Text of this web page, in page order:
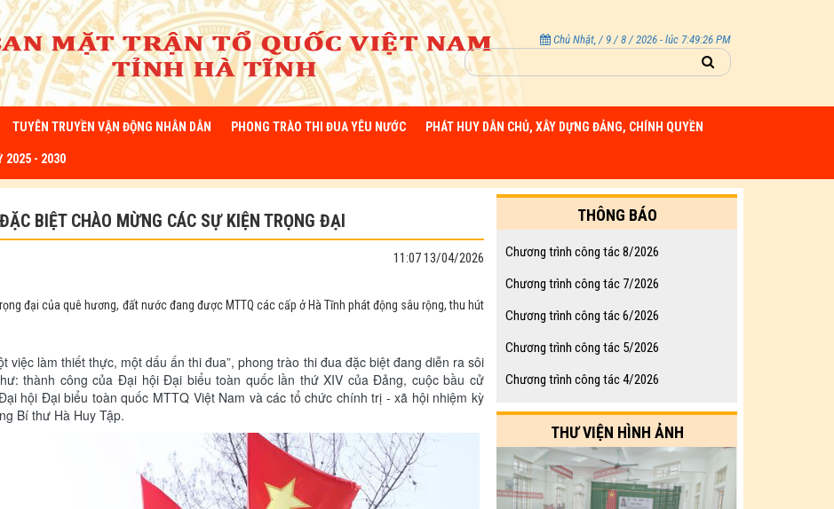
Chủ Nhật, / 9 / 8 / 2026 - lúc 7:49:28 PM
TUYÊN TRUYỀN VẬN ĐỘNG NHÂN DÂN PHONG TRÀO THI ĐUA YÊU NƯỚC PHÁT HUY DÂN CHỦ, XÂY DỰNG ĐẢNG, CHÍNH QUYỀN
2025 - 2030
BIỆT CHÀO MỪNG CÁC SỰ KIỆN TRỌNG ĐẠI
11:07 13/04/2026
đại của quê hương, đất nước đang được MTTQ các cấp ở Hà Tĩnh phát động sâu rộng, thu hút
việc làm thiết thực, một dấu ấn thi đua”, phong trào thi đua đặc biệt đang diễn ra sôi
thành công của Đại hội Đại biểu toàn quốc lần thứ XIV của Đảng, cuộc bầu cử
hội Đại biểu toàn quốc MTTQ Việt Nam và các tổ chức chính trị - xã hội nhiệm kỳ
Bí thư Hà Huy Tập.
THÔNG BÁO
Chương trình công tác 8/2026
Chương trình công tác 7/2026
Chương trình công tác 6/2026
Chương trình công tác 5/2026
Chương trình công tác 4/2026
THƯ VIỆN HÌNH ẢNH